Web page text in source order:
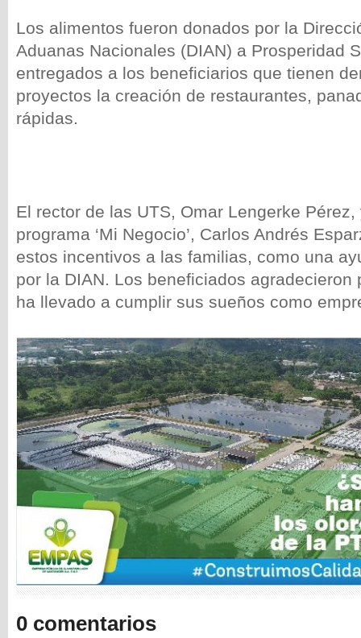
Los alimentos fueron donados por la
Aduanas Nacionales (DIAN) a Prosperidad
entregados a los beneficiarios que tienen
proyectos la creación de restaurantes,
rápidas.
El rector de las UTS, Omar Lengerke
programa ‘Mi Negocio’, Carlos Andrés
estos incentivos a las familias, como una
por la DIAN. Los beneficiados agradecieron
ha llevado a cumplir sus sueños como
0 comentarios
wp-